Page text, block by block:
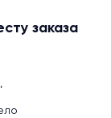
заказа